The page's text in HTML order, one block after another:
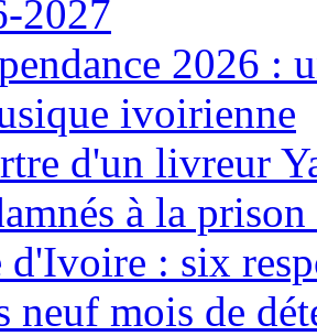
2027
2026 :
ivoirienne
d'un livreur
à la
d'Ivoire : six
neuf mois de